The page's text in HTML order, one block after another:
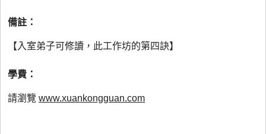
備註：
【入室弟子可修讀，此工作坊的第四訣】
學費：
請瀏覽 www.xuankongguan.com